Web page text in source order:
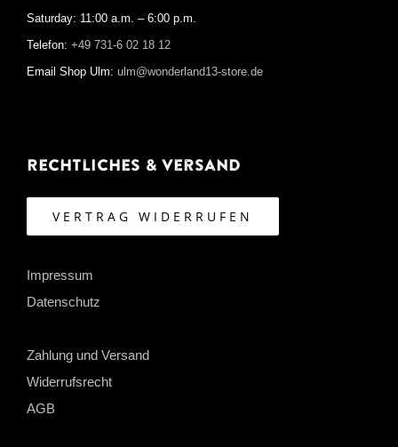
Saturday: 11:00 a.m. – 6:00 p.m.
Telefon: +49 731-6 02 18 12
Email Shop Ulm: ulm@wonderland13-store.de
Rechtliches & Versand
VERTRAG WIDERRUFEN
Impressum
Datenschutz
Zahlung und Versand
Widerrufsrecht
AGB